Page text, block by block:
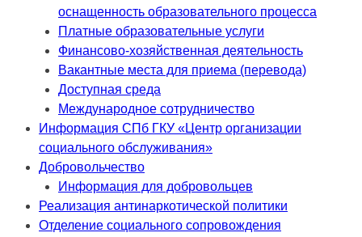
оснащенность образовательного процесса
Платные образовательные услуги
Финансово-хозяйственная деятельность
Вакантные места для приема (перевода)
Доступная среда
Международное сотрудничество
Информация СПб ГКУ «Центр организации
социального обслуживания»
Добровольчество
Информация для добровольцев
Реализация антинаркотической политики
Отделение социального сопровождения